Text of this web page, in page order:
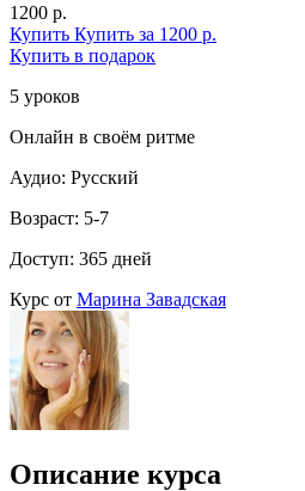
1200 р.
Купить Купить за 1200 р.
Купить в подарок
5 уроков
Онлайн в своём ритме
Аудио: Русский
Возраст: 5-7
Доступ: 365 дней
Курс от Марина Завадская
Описание курса